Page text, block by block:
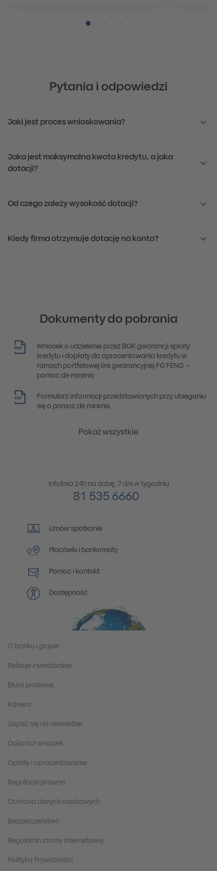
Pytania i odpowiedzi
Jaki jest proces wnioskowania?
Jaka jest maksymalna kwota kredytu, a jaka
dotacji?
Od czego zależy wysokość dotacji?
Kiedy firma otrzymuje dotację na konto?
Dokumenty do pobrania
PDF
Wniosek o udzielenie przez BGK gwarancji spłaty
kredytu i dopłaty do oprocentowania kredytu w
ramach portfelowej linii gwarancyjnej FG FENG –
pomoc de minimis
PDF
Formularz informacji przedstawianych przy ubieganiu
się o pomoc de minimis
Pokaż wszystkie
Infolinia 24h na dobę, 7 dni w tygodniu
81 535 6660
Umów spotkanie
Placówki i bankomaty
Pomoc i kontakt
Dostępność
O banku i grupie
Relacje inwestorskie
Biuro prasowe
Kariera
Zapisz się na newsletter
Dokończ wniosek
Opłaty i oprocentowanie
Regulacje prawne
Ochrona danych osobowych
Bezpieczeństwo
Regulamin strony internetowej
Polityka Prywatności